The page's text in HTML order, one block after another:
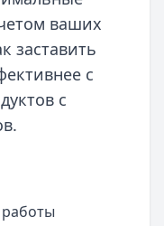
ваших
заставить
с
с